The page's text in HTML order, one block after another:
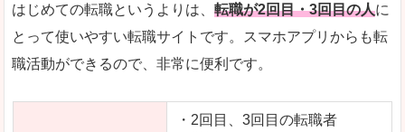
求人を含んだページを見てみる
はじめての転職というよりは、 転職が2回目・3回目の人に
とって使いやすい転職サイトです。スマホアプリからも転
職活動ができるので、非常に便利です。
・2回目、3回目の転職者